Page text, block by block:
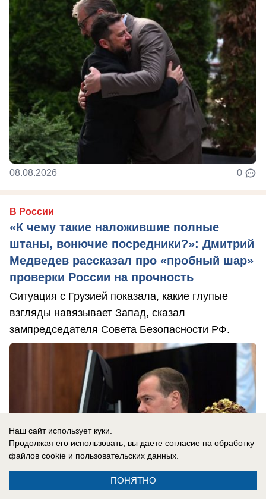
08.08.2026 0
В России
«К чему такие наложившие полные
штаны, вонючие посредники?»: Дмитрий
Медведев рассказал про «пробный шар»
проверки России на прочность
Ситуация с Грузией показала, какие глупые
взгляды навязывает Запад, сказал
зампредседателя Совета Безопасности РФ.
Наш сайт использует куки.
Продолжая его использовать, вы даете согласие на обработку
файлов cookie и пользовательских данных.
ПОНЯТНО